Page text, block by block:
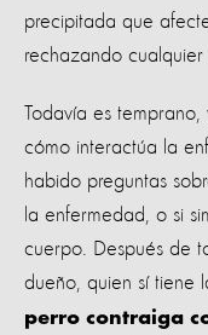
precipitada que
rechazando cualquier
Todavía es
cómo interactúa la
habido preguntas
la enfermedad, o si
cuerpo. Después de
dueño, quien sí tiene
perro contraiga